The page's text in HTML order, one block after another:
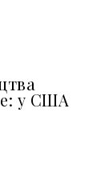
у США